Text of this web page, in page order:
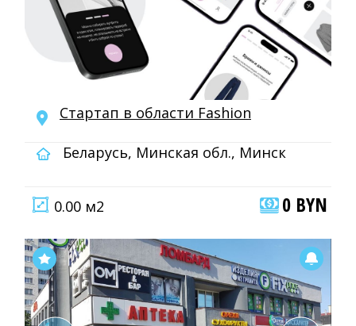
Стартап в области Fashion
Беларусь, Минская обл., Минск
0.00 м2 0 BYN